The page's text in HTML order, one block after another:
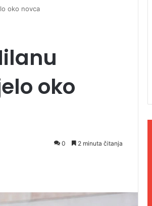
oko novca
oko
0 2 minuta čitanja